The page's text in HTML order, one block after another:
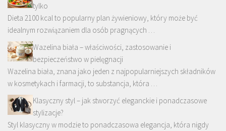
tylko
Dieta 2100 kcal to popularny plan żywieniowy, który może być
idealnym rozwiązaniem dla osób pragnących …
Wazelina biała – właściwości, zastosowanie i
bezpieczeństwo w pielęgnacji
Wazelina biała, znana jako jeden z najpopularniejszych składników
w kosmetykach i farmacji, to substancja, która …
Klasyczny styl – jak stworzyć eleganckie i ponadczasowe
stylizacje?
Styl klasyczny w modzie to ponadczasowa elegancja, która nigdy